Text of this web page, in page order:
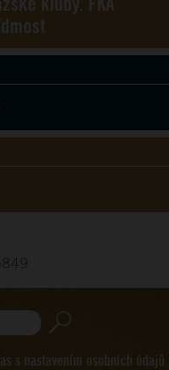
s nastavením osobních údajů